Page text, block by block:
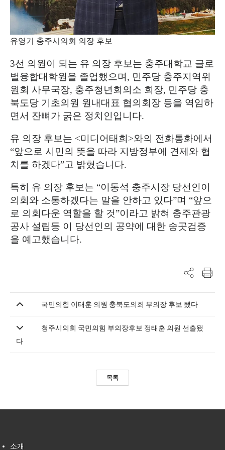
유영기 충주시의회 의장 후보
3선 의원이 되는 유 의장 후보는 충주대학교 글로
벌융합대학원을 졸업했으며 , 민주당 충주지역위
원회 사무국장, 충주청년회의소 회장, 민주당 충
북도당 기초의원 원내대표 협의회장 등을 역임하
면서 잔뼈가 굵은 정치인입니다.
유 의장 후보는 <미디어태희 >와의 전화통화에서
“앞으로 시민의 뜻을 따라 지방정부에 견제와 협
치를 하겠다”고 밝혔습니다.
특히 유 의장 후보는 “이동석 충주시장 당선인이
의회와 소통하겠다는 말을 안하고 있다”며 “앞으
로 의회다운 역할을 할 것”이라고 밝혀 충주관광
공사 설립등 이 당선인의 공약에 대한 송곳검증
을 예고했습니다.
국민의힘 이태훈 의원 충북도의회 부의장 후보 됐다
청주시의회 국민의힘 부의장후보 정태훈 의원 선출됐
다
목록
소개